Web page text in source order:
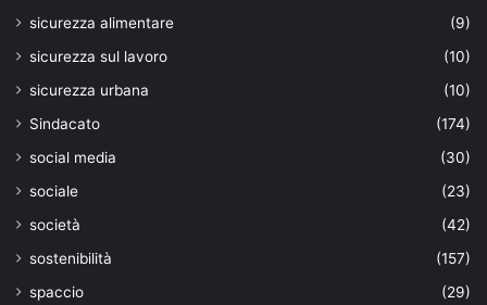
sicurezza alimentare
(9)
sicurezza sul lavoro
(10)
sicurezza urbana
(10)
Sindacato
(174)
social media
(30)
sociale
(23)
società
(42)
sostenibilità
(157)
spaccio
(29)